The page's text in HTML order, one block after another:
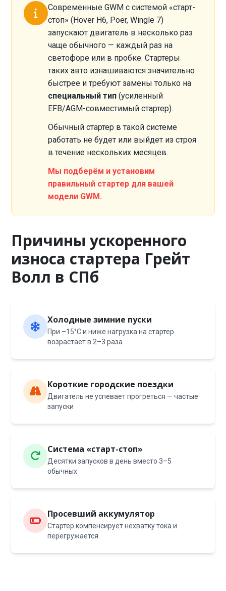
Современные GWM с системой «старт-
стоп» (Hover H6, Poer, Wingle 7)
запускают двигатель в несколько раз
чаще обычного — каждый раз на
светофоре или в пробке. Стартеры
таких авто изнашиваются значительно
быстрее и требуют замены только на
специальный тип (усиленный
EFB/AGM-совместимый стартер).
Обычный стартер в такой системе
работать не будет или выйдет из строя
в течение нескольких месяцев.
Мы подберём и установим
правильный стартер для вашей
модели GWM.
Причины ускоренного
износа стартера Грейт
Волл в СПб
Холодные зимние пуски
При –15°C и ниже нагрузка на стартер
возрастает в 2–3 раза
Короткие городские поездки
Двигатель не успевает прогреться — частые
запуски
Система «старт-стоп»
Десятки запусков в день вместо 3–5
обычных
Просевший аккумулятор
Стартер компенсирует нехватку тока и
перегружается